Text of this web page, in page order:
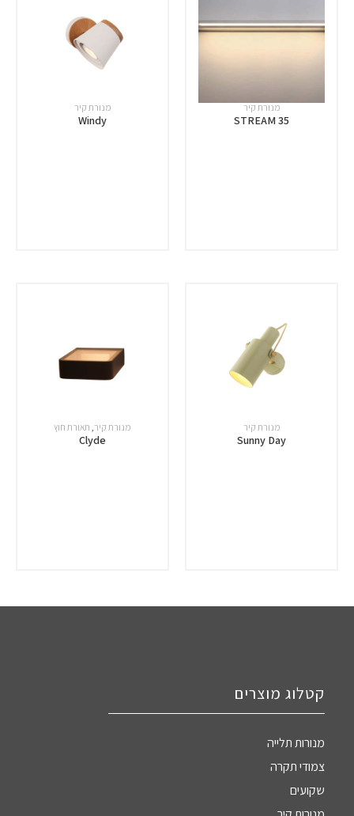
מנורת קיר
STREAM 35
מנורת קיר
Windy
מנורת קיר
Sunny Day
מנורת קיר תאורת חוץ
Clyde
קטלוג מוצרים
מנורות תלייה
צמודי תקרה
שקועים